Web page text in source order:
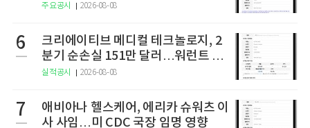
주요공시 2026-08-08
6
크리에이티브 메디컬 테크놀로지, 2
분기 순손실 151만 달러…워런트 행
사로 446만 달러 조달
실적공시 2026-08-08
7
애비아나 헬스케어, 에리카 슈워츠 이
사 사임…미 CDC 국장 임명 영향